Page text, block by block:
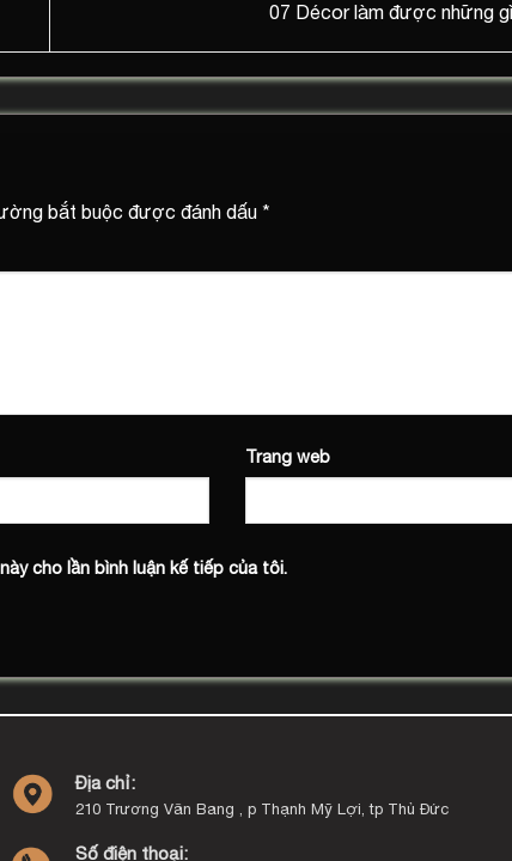
07 Décor làm được những
bắt buộc được đánh dấu *
Trang web
cho lần bình luận kế tiếp của tôi.
Địa chỉ:
210 Trương Văn Bang , p Thạnh Mỹ Lợi, tp Thủ Đức
Số điện thoại: